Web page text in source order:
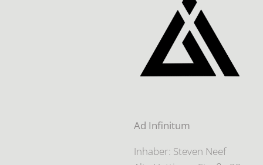
Ad Infinitum
Inhaber: Steven Neef